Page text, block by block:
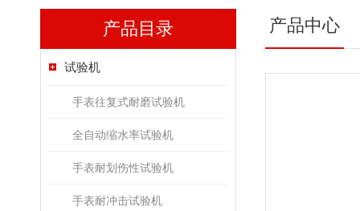
产品目录
试验机
手表往复式耐磨试验机
全自动缩水率试验机
手表耐划伤性试验机
手表耐冲击试验机
产品中心